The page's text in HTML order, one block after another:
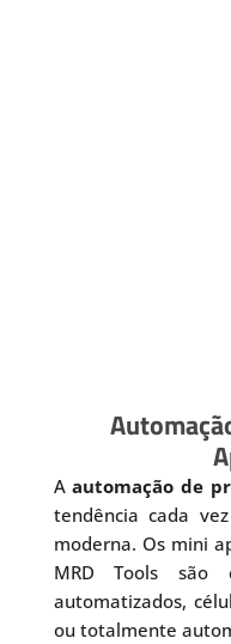
Aautomação de
tendência cada
moderna. Os mini
MRD Tools são
automatizados,
ou totalmente